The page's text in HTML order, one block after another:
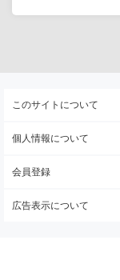
このサイトについて
個人情報について
会員登録
広告表示について